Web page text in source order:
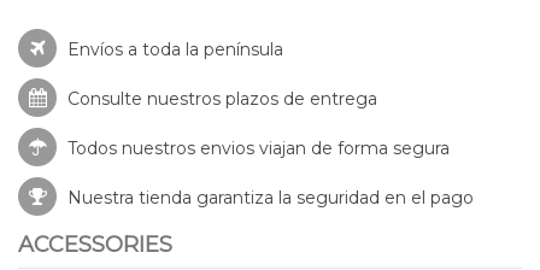
Envíos a toda la península
Consulte nuestros plazos de entrega
Todos nuestros envios viajan de forma segura
Nuestra tienda garantiza la seguridad en el pago
ACCESSORIES